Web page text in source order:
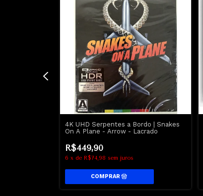
4K UHD Serpentes a Bordo | Snakes
On A Plane - Arrow - Lacrado
R$449,90
6 x de R$74,98 sem juros